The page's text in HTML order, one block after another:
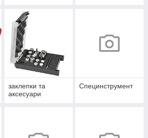
заклепки та
аксесуари
Специнструмент